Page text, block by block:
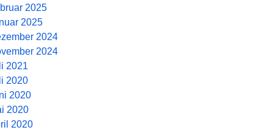
2025
2025
2024
2024
2021
2020
2020
2020
2020